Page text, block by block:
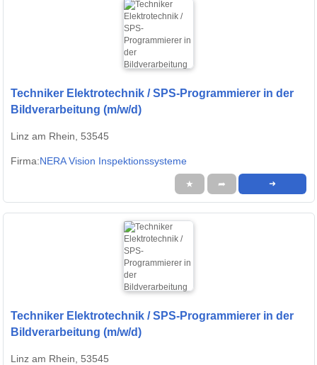
Techniker Elektrotechnik / SPS-Programmierer in der
Bildverarbeitung (m/w/d)
Linz am Rhein, 53545
Firma:NERA Vision Inspektionssysteme
★ ➦ ➜
Techniker Elektrotechnik / SPS-Programmierer in der
Bildverarbeitung (m/w/d)
Linz am Rhein, 53545